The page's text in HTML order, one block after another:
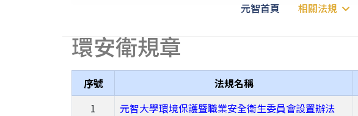
元智首頁 相關法規
環安衛規章
序號 法規名稱
1
元智大學環境保護暨職業安全衛生委員會設置辦法